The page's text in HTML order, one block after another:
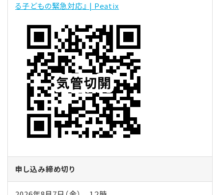
る子どもの緊急対応』 | Peatix
申し込み締め切り